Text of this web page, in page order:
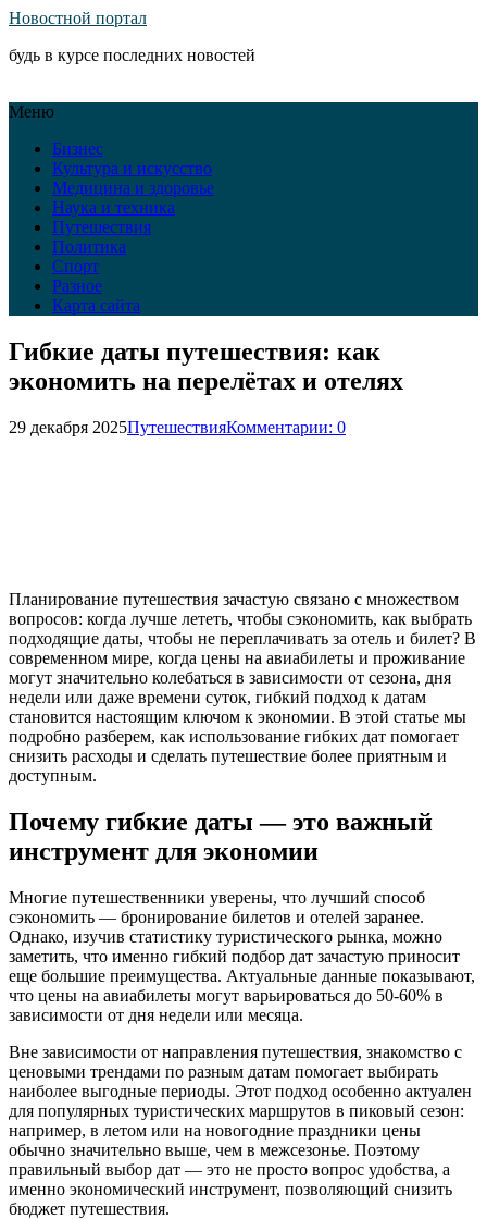
Новостной портал
будь в курсе последних новостей
Меню
Бизнес
Культура и искусство
Медицина и здоровье
Наука и техника
Путешествия
Политика
Спорт
Разное
Карта сайта
Гибкие даты путешествия: как
экономить на перелётах и отелях
29 декабря 2025ПутешествияКомментарии: 0
Планирование путешествия зачастую связано с множеством
вопросов: когда лучше лететь, чтобы сэкономить, как выбрать
подходящие даты, чтобы не переплачивать за отель и билет? В
современном мире, когда цены на авиабилеты и проживание
могут значительно колебаться в зависимости от сезона, дня
недели или даже времени суток, гибкий подход к датам
становится настоящим ключом к экономии. В этой статье мы
подробно разберем, как использование гибких дат помогает
снизить расходы и сделать путешествие более приятным и
доступным.
Почему гибкие даты — это важный
инструмент для экономии
Многие путешественники уверены, что лучший способ
сэкономить — бронирование билетов и отелей заранее.
Однако, изучив статистику туристического рынка, можно
заметить, что именно гибкий подбор дат зачастую приносит
еще большие преимущества. Актуальные данные показывают,
что цены на авиабилеты могут варьироваться до 50-60% в
зависимости от дня недели или месяца.
Вне зависимости от направления путешествия, знакомство с
ценовыми трендами по разным датам помогает выбирать
наиболее выгодные периоды. Этот подход особенно актуален
для популярных туристических маршрутов в пиковый сезон:
например, в летом или на новогодние праздники цены
обычно значительно выше, чем в межсезонье. Поэтому
правильный выбор дат — это не просто вопрос удобства, а
именно экономический инструмент, позволяющий снизить
бюджет путешествия.